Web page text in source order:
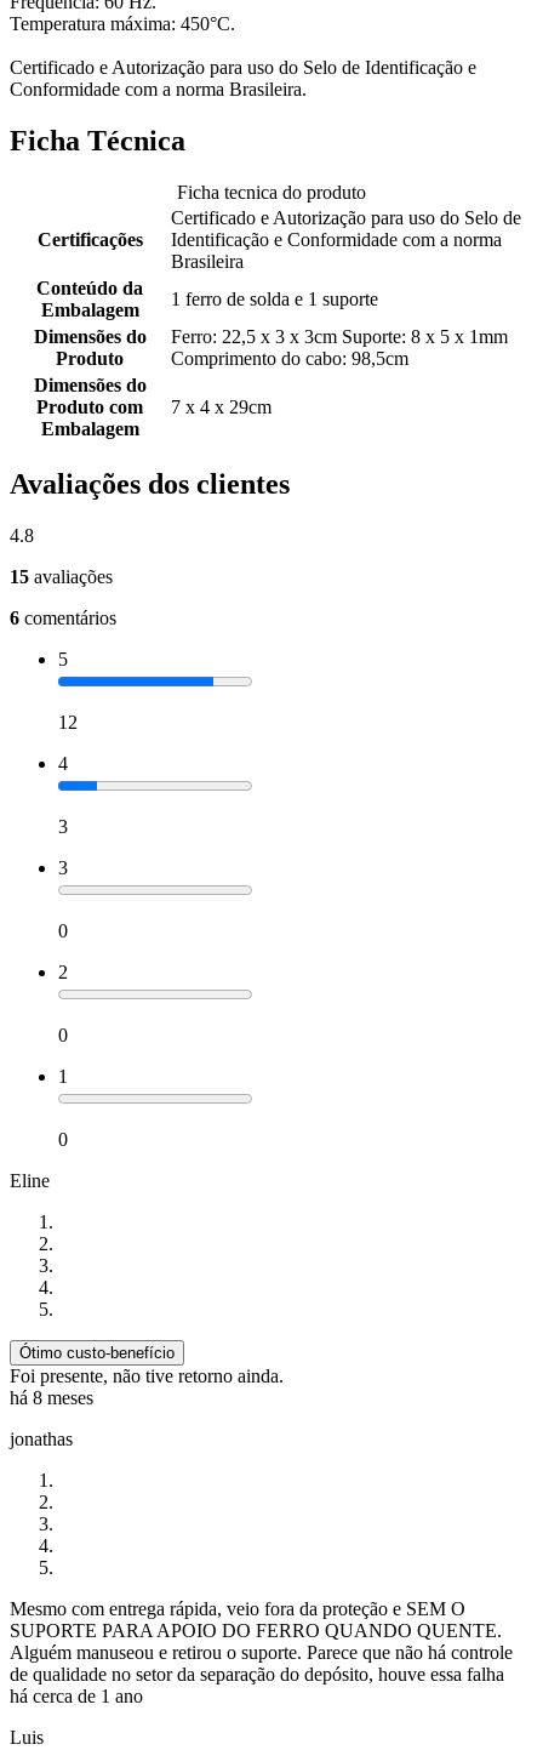
Temperatura máxima: 450°C.
Certificado e Autorização para uso do Selo de Identificação e
Conformidade com a norma Brasileira.
Ficha Técnica
Ficha tecnica do produto
Certificações
Certificado e Autorização para uso do Selo de
Identificação e Conformidade com a norma
Brasileira
Conteúdo da
Embalagem
1 ferro de solda e 1 suporte
Dimensões do
Produto
Ferro: 22,5 x 3 x 3cm Suporte: 8 x 5 x 1mm
Comprimento do cabo: 98,5cm
Dimensões do
Produto com
Embalagem
7 x 4 x 29cm
Avaliações dos clientes
4.8
15 avaliações
6 comentários
5
12
4
3
3
0
2
0
1
0
Eline
Ótimo custo-benefício
Foi presente, não tive retorno ainda.
há 8 meses
jonathas
Mesmo com entrega rápida, veio fora da proteção e SEM O
SUPORTE PARA APOIO DO FERRO QUANDO QUENTE.
Alguém manuseou e retirou o suporte. Parece que não há controle
de qualidade no setor da separação do depósito, houve essa falha
há cerca de 1 ano
Luis